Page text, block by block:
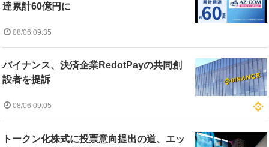
達累計60億円に
08/06 09:35
バイナンス、決済企業RedotPayの共同創
設者を提訴
08/06 09:05
トークン化株式に投票意向提出の道、エッ